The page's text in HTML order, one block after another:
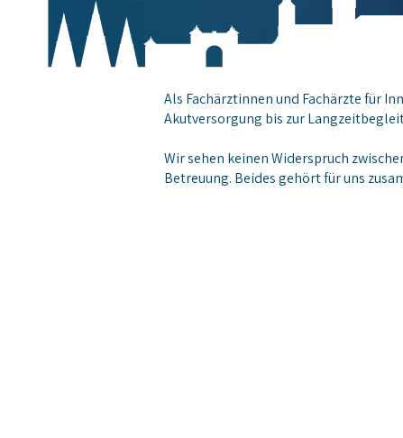
Als Fachärztinnen und Fachärzte für
Akutversorgung bis zur
Wir sehen keinen Widerspruch
Betreuung. Beides gehört für uns